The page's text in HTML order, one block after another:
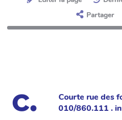
Partager
Courte rue des
010/860.111 .